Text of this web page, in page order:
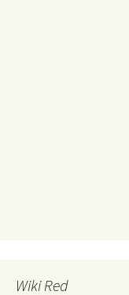
Wiki Red